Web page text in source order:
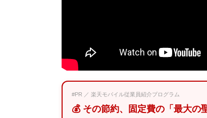
#PR ／ 楽天モバイル従業員紹介プログラム
💰 その節約、固定費の「最大の